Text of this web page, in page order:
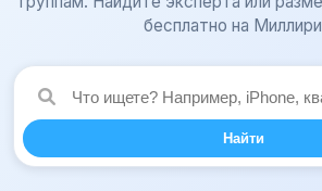
бесплатно на
Найти